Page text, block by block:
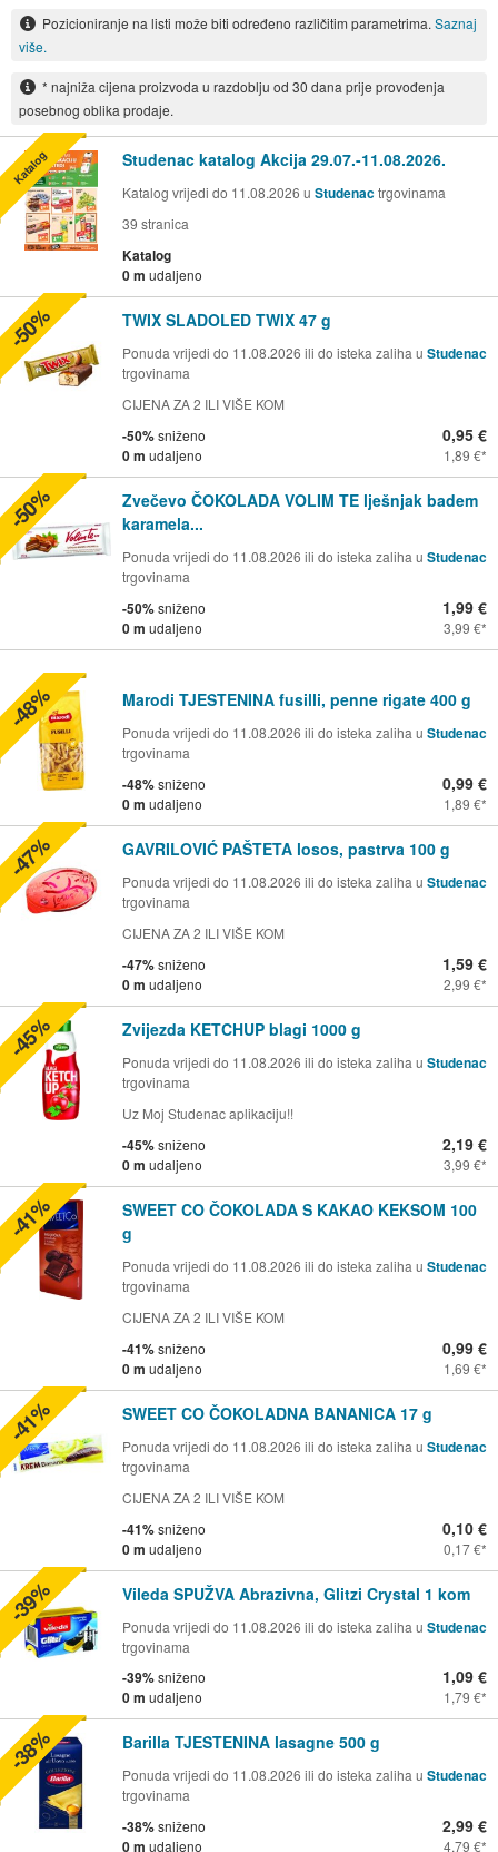
Pozicioniranje na listi može biti određeno različitim parametrima. Saznaj
više.
* najniža cijena proizvoda u razdoblju od 30 dana prije provođenja
posebnog oblika prodaje.
Studenac katalog Akcija 29.07.-11.08.2026.
Katalog vrijedi do 11.08.2026 u Studenactrgovinama
39 stranica
Katalog
0 m udaljeno
Katalog
TWIX SLADOLED TWIX 47 g
Ponuda vrijedi do 11.08.2026 ili do isteka zaliha u Studenac
trgovinama
CIJENA ZA 2 ILI VIŠE KOM
-50%sniženo
0 m udaljeno
0,95 €
1,89 €
-50%
Zvečevo ČOKOLADA VOLIM TE lješnjak badem
karamela...
Ponuda vrijedi do 11.08.2026 ili do isteka zaliha u Studenac
trgovinama
-50%sniženo
0 m udaljeno
1,99 €
3,99 €
-50%
Marodi TJESTENINA fusilli, penne rigate 400 g
Ponuda vrijedi do 11.08.2026 ili do isteka zaliha u Studenac
trgovinama
-48%sniženo
0 m udaljeno
0,99 €
1,89 €
-48%
GAVRILOVIĆ PAŠTETA losos, pastrva 100 g
Ponuda vrijedi do 11.08.2026 ili do isteka zaliha u Studenac
trgovinama
CIJENA ZA 2 ILI VIŠE KOM
-47%sniženo
0 m udaljeno
1,59 €
2,99 €
-47%
Zvijezda KETCHUP blagi 1000 g
Ponuda vrijedi do 11.08.2026 ili do isteka zaliha u Studenac
trgovinama
Uz Moj Studenac aplikaciju!!
-45%sniženo
0 m udaljeno
2,19 €
3,99 €
-45%
SWEET CO ČOKOLADA S KAKAO KEKSOM 100
g
Ponuda vrijedi do 11.08.2026 ili do isteka zaliha u Studenac
trgovinama
CIJENA ZA 2 ILI VIŠE KOM
-41%sniženo
0 m udaljeno
0,99 €
1,69 €
-41%
SWEET CO ČOKOLADNA BANANICA 17 g
Ponuda vrijedi do 11.08.2026 ili do isteka zaliha u Studenac
trgovinama
CIJENA ZA 2 ILI VIŠE KOM
-41%sniženo
0 m udaljeno
0,10 €
0,17 €
-41%
Vileda SPUŽVA Abrazivna, Glitzi Crystal 1 kom
Ponuda vrijedi do 11.08.2026 ili do isteka zaliha u Studenac
trgovinama
-39%sniženo
0 m udaljeno
1,09 €
1,79 €
-39%
Barilla TJESTENINA lasagne 500 g
Ponuda vrijedi do 11.08.2026 ili do isteka zaliha u Studenac
trgovinama
-38%sniženo
0 m udaljeno
2,99 €
4,79 €
-38%